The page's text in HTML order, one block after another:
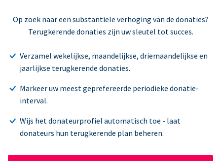
Op zoek naar een substantiële verhoging van de donaties?
Terugkerende donaties zijn uw sleutel tot succes.
Verzamel wekelijkse, maandelijkse, driemaandelijkse en
jaarlijkse terugkerende donaties.
Markeer uw meest geprefereerde periodieke donatie-
interval.
Wijs het donateurprofiel automatisch toe - laat
donateurs hun terugkerende plan beheren.